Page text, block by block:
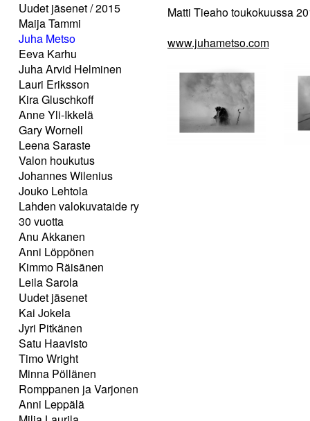
Uudet jäsenet / 2015
Maija Tammi
Juha Metso
Eeva Karhu
Juha Arvid Helminen
Lauri Eriksson
Kira Gluschkoff
Anne Yli-Ikkelä
Gary Wornell
Leena Saraste
Valon houkutus
Johannes Wilenius
Jouko Lehtola
Lahden valokuvataide ry
30 vuotta
Anu Akkanen
Anni Löppönen
Kimmo Räisänen
Leila Sarola
Uudet jäsenet
Kai Jokela
Jyri Pitkänen
Satu Haavisto
Timo Wright
Minna Pöllänen
Romppanen ja Varjonen
Anni Leppälä
Matti Tieaho toukokuussa
www.juhametso.com